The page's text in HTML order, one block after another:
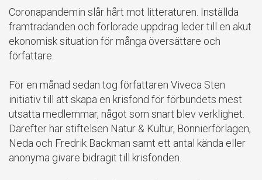
Coronapandemin slår hårt mot litteraturen. Inställda
framträdanden och förlorade uppdrag leder till en akut
ekonomisk situation för många översättare och
författare.
För en månad sedan tog författaren Viveca Sten
initiativ till att skapa en krisfond för förbundets mest
utsatta medlemmar, något som snart blev verklighet.
Därefter har stiftelsen Natur & Kultur, Bonnierförlagen,
Neda och Fredrik Backman samt ett antal kända eller
anonyma givare bidragit till krisfonden.